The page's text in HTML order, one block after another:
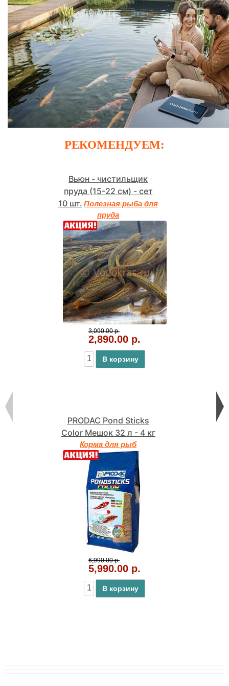
РЕКОМЕНДУЕМ:
Вьюн - чистильщик
пруда (15-22 см) - сет
10 шт. Полезная рыба для
пруда
3,090.00 р.
2,890.00 р.
В корзину
PRODAC Pond Sticks
Color Мешок 32 л - 4 кг
Корма для рыб
6,990.00 р.
5,990.00 р.
В корзину